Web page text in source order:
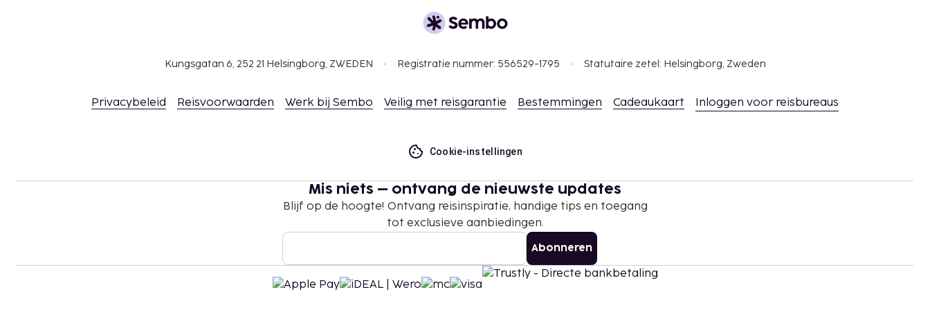
De stad heft de volgende belasting: van 1 april tot 31 oktober betaal je
We hebben alle kosten vermeld die de accommodatie aan ons heeft
Toeslag voor luchthavenshuttle: EUR 79 per voertuig (enkele reis,
Toeslag luchthavenshuttle per kind: EUR 79 (enkele reis), (tot 18 jaar
Deze lijst is mogelijk niet volledig. Toeslagen en borgsommen zijn mogelijk
Wegens de nationale wetgeving mogen contante betalingen bij deze
meer informatie contact op met de accommodatie via de gegevens in
Kungsgatan 6, 252 21 Helsingborg, ZWEDEN Registratie nummer: 556529-1795 Statutaire zetel: Helsingborg, Zweden
Privacybeleid Reisvoorwaarden Werk bij Sembo Veilig met reisgarantie Bestemmingen Cadeaukaart Inloggen voor reisbureaus
Cookie-instellingen
Mis niets – ontvang de nieuwste updates
Blijf op de hoogte! Ontvang reisinspiratie, handige tips en toegang
tot exclusieve aanbiedingen.
Abonneren